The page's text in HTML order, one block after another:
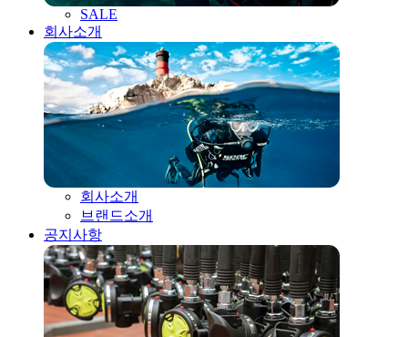
SALE
회사소개
회사소개
브랜드소개
공지사항